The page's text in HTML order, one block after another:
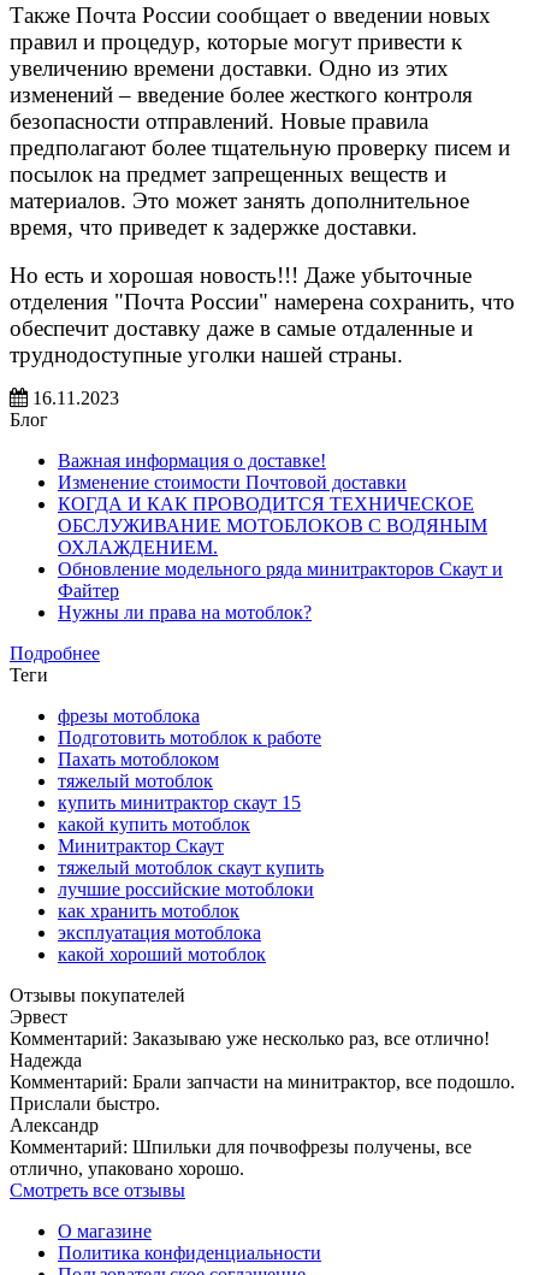
Также Почта России сообщает о введении новых
правил и процедур, которые могут привести к
увеличению времени доставки. Одно из этих
изменений – введение более жесткого контроля
безопасности отправлений. Новые правила
предполагают более тщательную проверку писем и
посылок на предмет запрещенных веществ и
материалов. Это может занять дополнительное
время, что приведет к задержке доставки.
Но есть и хорошая новость!!! Даже убыточные
отделения "Почта России" намерена сохранить, что
обеспечит доставку даже в самые отдаленные и
труднодоступные уголки нашей страны.
16.11.2023
Блог
Важная информация о доставке!
Изменение стоимости Почтовой доставки
КОГДА И КАК ПРОВОДИТСЯ ТЕХНИЧЕСКОЕ
ОБСЛУЖИВАНИЕ МОТОБЛОКОВ С ВОДЯНЫМ
ОХЛАЖДЕНИЕМ.
Обновление модельного ряда минитракторов Скаут и
Файтер
Нужны ли права на мотоблок?
Подробнее
Теги
фрезы мотоблока
Подготовить мотоблок к работе
Пахать мотоблоком
тяжелый мотоблок
купить минитрактор скаут 15
какой купить мотоблок
Минитрактор Скаут
тяжелый мотоблок скаут купить
лучшие российские мотоблоки
как хранить мотоблок
эксплуатация мотоблока
какой хороший мотоблок
Отзывы покупателей
Эрвест
Комментарий: Заказываю уже несколько раз, все отлично!
Надежда
Комментарий: Брали запчасти на минитрактор, все подошло.
Прислали быстро.
Александр
Комментарий: Шпильки для почвофрезы получены, все
отлично, упаковано хорошо.
Смотреть все отзывы
О магазине
Политика конфиденциальности